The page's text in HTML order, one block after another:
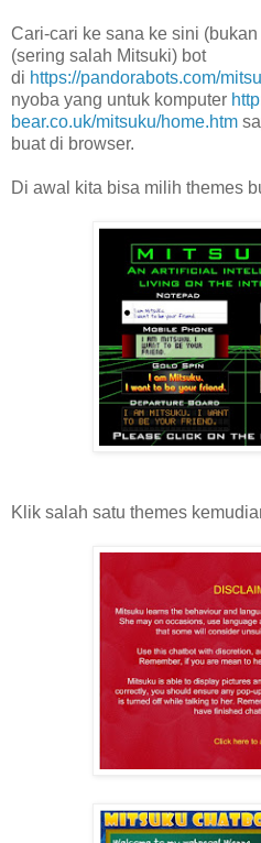
Cari-cari ke sana ke sini (bukan
(sering salah Mitsuki) bot
di https://pandorabots.com/
nyoba yang untuk komputer
bear.co.uk/mitsuku/home.htm
buat di browser.
Di awal kita bisa milih themes
Klik salah satu themes